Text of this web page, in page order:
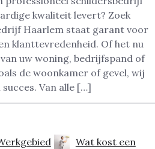
kwaliteit levert? Zoek
Haarlem staat garant voor
klanttevredenheid. Of het nu
uw woning, bedrijfspand of
de woonkamer of gevel, wij
succes. Van alle […]
Wat kost een